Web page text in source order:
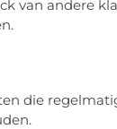
van andere
die